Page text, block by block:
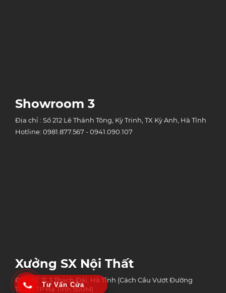
Showroom 3
Địa chỉ : Số 212 Lê Thánh Tông, Kỳ Trinh, TX Kỳ Anh, Hà Tĩnh
Hotline: 0981.877.567 - 0941.090.107
Xưởng SX Nội Thất
Địa chỉ: TL3 Thạch Đài, Hà Tĩnh (Cách Cầu Vượt Đường
Tránh TP Hà Tĩnh 500M)
Tư Vấn Cửa